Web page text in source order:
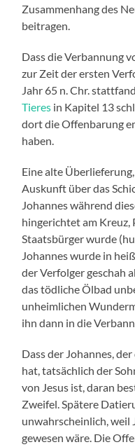
Zusammenhang des
beitragen.
Dass die Verbannung
zur Zeit der ersten
Jahr 65 n. Chr.
Tieres in Kapitel 13
dort die Offenbarung
haben.
Eine alte
Auskunft über das
Johannes während
hingerichtet am Kreuz,
Staatsbürger wurde
Johannes wurde in
der Verfolger geschah
das tödliche Ölbad
unheimlichen
ihn dann in die
Dass der Johannes,
hat, tatsächlich der
von Jesus ist, daran
Zweifel. Spätere
unwahrscheinlich, weil
gewesen wäre. Die